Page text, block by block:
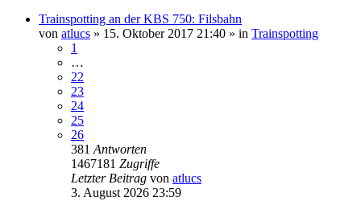
Trainspotting an der KBS 750: Filsbahn
von atlucs » 15. Oktober 2017 21:40 » in Trainspotting
1
…
22
23
24
25
26
381 Antworten
1467181 Zugriffe
Letzter Beitrag von atlucs
3. August 2026 23:59